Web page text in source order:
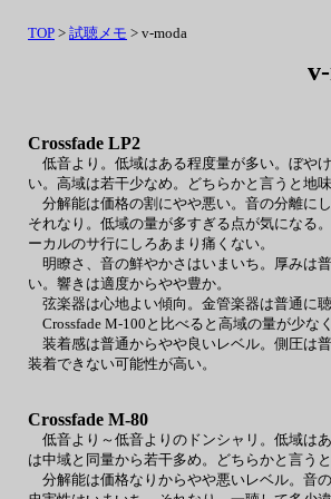
Crossfade LP2
低音より。低域はある程度量が多い。ぼや
い。高域は若干少なめ。どちらかと言うと地味
分解能は価格の割にやや悪い。音の分離に
それなり。低域の量が多すぎる点が気になる
ーカルのサ行にしろあまり痛くない。
明瞭さ、音の鮮やかさはいまいち。厚みは
い。響きは適度からやや豊か。
弦楽器は心地よい傾向。金管楽器は普通に
Crossfade M-100と比べると高域の量が少な
装着感は普通からやや良いレベル。側圧は
装着できない可能性が高い。
Crossfade M-80
低音より～低音よりのドンシャリ。低域は
は中域と同量から若干多め。どちらかと言うと
分解能は価格なりからやや悪いレベル。音
TOP > 試聴メモ > v-moda